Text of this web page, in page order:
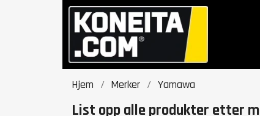
Hjem Merker Yamawa
List opp alle produkter etter